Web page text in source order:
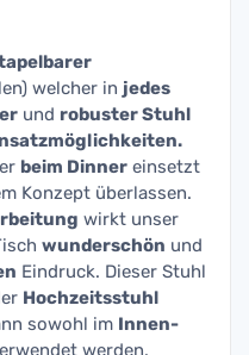
welcher in jedes
und robuster Stuhl
beim Dinner einsetzt
Konzept überlassen.
wirkt unser
wunderschön und
Eindruck. Dieser Stuhl
Hochzeitsstuhl
sowohl im Innen-
werden.